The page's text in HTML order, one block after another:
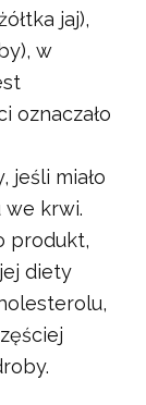
jaj),
w
oznaczało
jeśli miało
krwi.
produkt,
diety